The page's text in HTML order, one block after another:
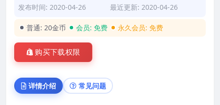
发布时间: 2020-04-26
最近更新: 2020-04-26
普通: 20金币 会员: 免费 永久会员: 免费
购买下载权限
详情介绍 常见问题